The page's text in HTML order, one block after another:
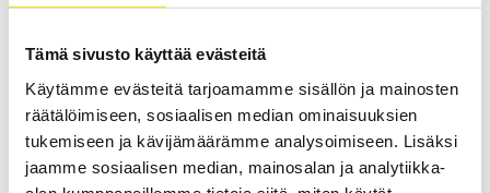
Tämä sivusto käyttää evästeitä
Käytämme evästeitä tarjoamamme sisällön ja mainosten
räätälöimiseen, sosiaalisen median ominaisuuksien
tukemiseen ja kävijämäärämme analysoimiseen. Lisäksi
jaamme sosiaalisen median, mainosalan ja analytiikka-
KERN ECB Pöytävaaka
kätevä pöytävaaka. Maksimaalinen kapasiteetti jopa 50 kg.